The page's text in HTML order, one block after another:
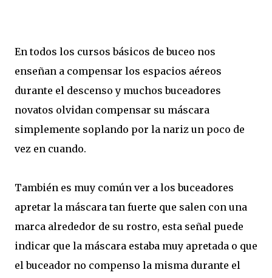
En todos los cursos básicos de buceo nos
enseñan a compensar los espacios aéreos
durante el descenso y muchos buceadores
novatos olvidan compensar su máscara
simplemente soplando por la nariz un poco de
vez en cuando.
También es muy común ver a los buceadores
apretar la máscara tan fuerte que salen con una
marca alrededor de su rostro, esta señal puede
indicar que la máscara estaba muy apretada o que
el buceador no compenso la misma durante el